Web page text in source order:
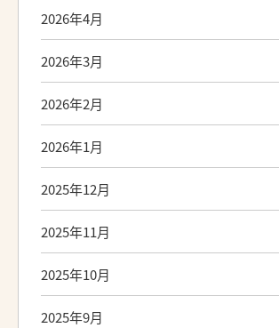
2026年4月
2026年3月
2026年2月
2026年1月
2025年12月
2025年11月
2025年10月
2025年9月